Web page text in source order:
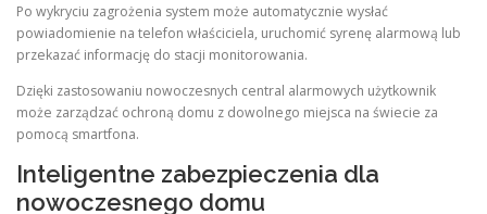
Po wykryciu zagrożenia system może automatycznie wysłać
powiadomienie na telefon właściciela, uruchomić syrenę alarmową lub
przekazać informację do stacji monitorowania.
Dzięki zastosowaniu nowoczesnych central alarmowych użytkownik
może zarządzać ochroną domu z dowolnego miejsca na świecie za
pomocą smartfona.
Inteligentne zabezpieczenia dla
nowoczesnego domu